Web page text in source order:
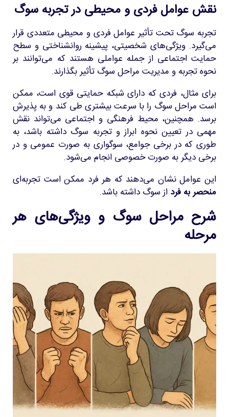
نقش عوامل فردی و محیطی در تجربه سوگ
تجربه سوگ تحت تأثیر عوامل فردی و محیطی متعددی قرار
می‌گیرد. ویژگی‌های شخصیتی، پیشینه روانشناختی و سطح
حمایت اجتماعی از جمله عواملی هستند که می‌توانند بر
نحوه تجربه و مدیریت مراحل سوگ تأثیر بگذارند.
برای مثال، فردی که دارای شبکه حمایتی قوی است، ممکن
است مراحل سوگ را با سرعت بیشتری طی کند و به پذیرش
برسد. همچنین، محیط فرهنگی و اجتماعی می‌تواند نقش
مهمی در تعیین نحوه ابراز و تجربه سوگ داشته باشد، به
طوری که در برخی جوامع، سوگواری به صورت عمومی و در
برخی دیگر به صورت خصوصی انجام می‌شود.
این عوامل نشان می‌دهند که هر فرد ممکن است تجربه‌ای
منحصر به فرد از سوگ داشته باشد.
شرح مراحل سوگ و ویژگی‌های هر
مرحله